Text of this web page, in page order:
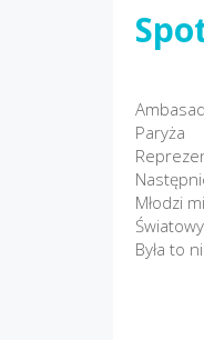
Paryża
Młodzi
Była to